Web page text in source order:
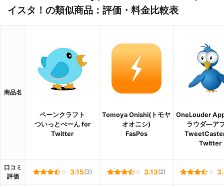
イスタ！の類似商品：評価・料金比較表
商品名
ペーンクラフト
ついっとぺーん for
Twitter
Tomoya Onishi(トモヤ
オオニシ)
FasPos
OneLouder
ラウダ―ア
Twitter
口コミ
評価
3.15(3) 3.13(2)